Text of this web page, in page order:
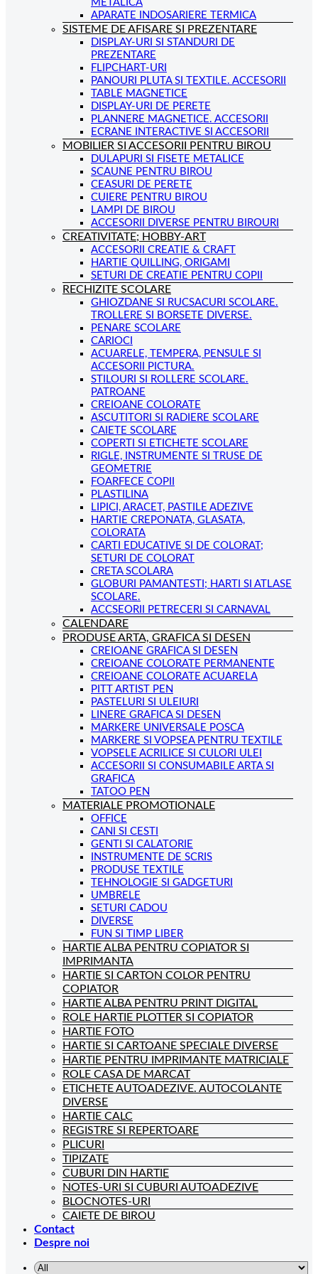
METALICA
APARATE INDOSARIERE TERMICA
SISTEME DE AFISARE SI PREZENTARE
DISPLAY-URI SI STANDURI DE
PREZENTARE
FLIPCHART-URI
PANOURI PLUTA SI TEXTILE. ACCESORII
TABLE MAGNETICE
DISPLAY-URI DE PERETE
PLANNERE MAGNETICE. ACCESORII
ECRANE INTERACTIVE SI ACCESORII
MOBILIER SI ACCESORII PENTRU BIROU
DULAPURI SI FISETE METALICE
SCAUNE PENTRU BIROU
CEASURI DE PERETE
CUIERE PENTRU BIROU
LAMPI DE BIROU
ACCESORII DIVERSE PENTRU BIROURI
CREATIVITATE; HOBBY-ART
ACCESORII CREATIE & CRAFT
HARTIE QUILLING, ORIGAMI
SETURI DE CREATIE PENTRU COPII
RECHIZITE SCOLARE
GHIOZDANE SI RUCSACURI SCOLARE.
TROLLERE SI BORSETE DIVERSE.
PENARE SCOLARE
CARIOCI
ACUARELE, TEMPERA, PENSULE SI
ACCESORII PICTURA.
STILOURI SI ROLLERE SCOLARE.
PATROANE
CREIOANE COLORATE
ASCUTITORI SI RADIERE SCOLARE
CAIETE SCOLARE
COPERTI SI ETICHETE SCOLARE
RIGLE, INSTRUMENTE SI TRUSE DE
GEOMETRIE
FOARFECE COPII
PLASTILINA
LIPICI, ARACET, PASTILE ADEZIVE
HARTIE CREPONATA, GLASATA,
COLORATA
CARTI EDUCATIVE SI DE COLORAT;
SETURI DE COLORAT
CRETA SCOLARA
GLOBURI PAMANTESTI; HARTI SI ATLASE
SCOLARE.
ACCSEORII PETRECERI SI CARNAVAL
CALENDARE
PRODUSE ARTA, GRAFICA SI DESEN
CREIOANE GRAFICA SI DESEN
CREIOANE COLORATE PERMANENTE
CREIOANE COLORATE ACUARELA
PITT ARTIST PEN
PASTELURI SI ULEIURI
LINERE GRAFICA SI DESEN
MARKERE UNIVERSALE POSCA
MARKERE SI VOPSEA PENTRU TEXTILE
VOPSELE ACRILICE SI CULORI ULEI
ACCESORII SI CONSUMABILE ARTA SI
GRAFICA
TATOO PEN
MATERIALE PROMOTIONALE
OFFICE
CANI SI CESTI
GENTI SI CALATORIE
INSTRUMENTE DE SCRIS
PRODUSE TEXTILE
TEHNOLOGIE SI GADGETURI
UMBRELE
SETURI CADOU
DIVERSE
FUN SI TIMP LIBER
HARTIE ALBA PENTRU COPIATOR SI
IMPRIMANTA
HARTIE SI CARTON COLOR PENTRU
COPIATOR
HARTIE ALBA PENTRU PRINT DIGITAL
ROLE HARTIE PLOTTER SI COPIATOR
HARTIE FOTO
HARTIE SI CARTOANE SPECIALE DIVERSE
HARTIE PENTRU IMPRIMANTE MATRICIALE
ROLE CASA DE MARCAT
ETICHETE AUTOADEZIVE. AUTOCOLANTE
DIVERSE
HARTIE CALC
REGISTRE SI REPERTOARE
PLICURI
TIPIZATE
CUBURI DIN HARTIE
NOTES-URI SI CUBURI AUTOADEZIVE
BLOCNOTES-URI
CAIETE DE BIROU
Contact
Despre noi